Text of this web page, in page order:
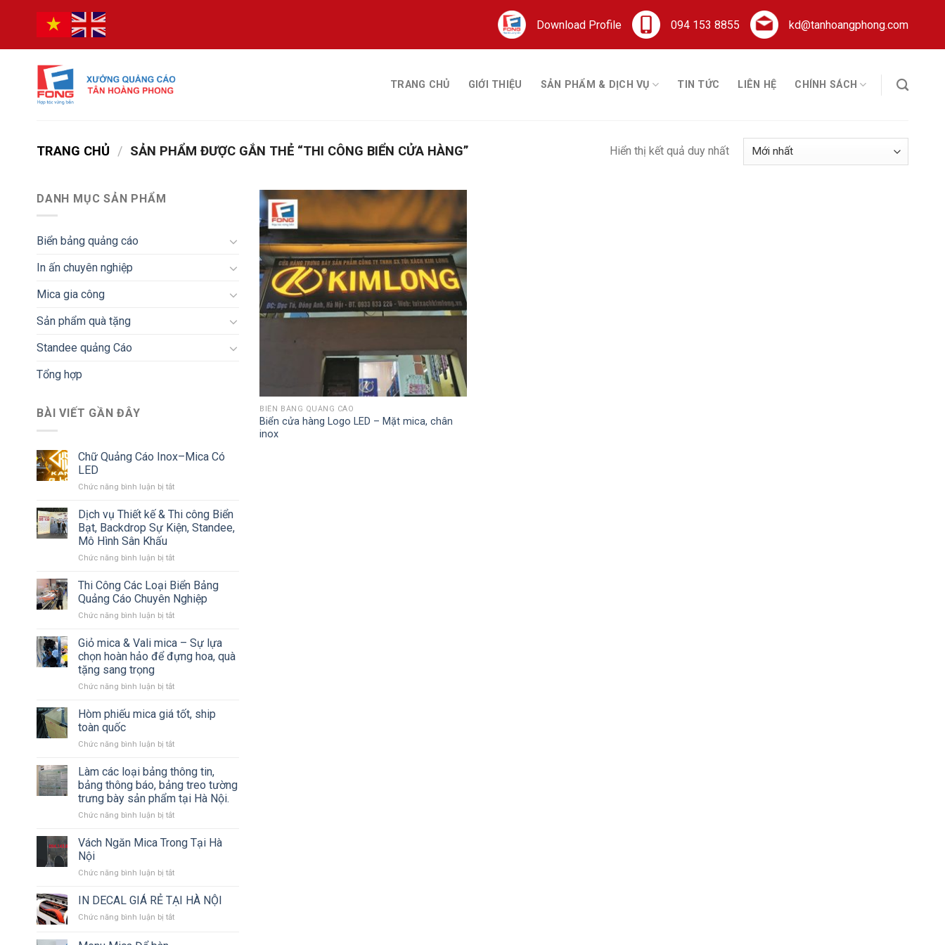
Download Profile 094 153 8855 kd@tanhoangphong.com
TRANG CHỦ GIỚI THIỆU SẢN PHẨM & DỊCH VỤ TIN TỨC LIÊN HỆ CHÍNH SÁCH
TRANG CHỦ / SẢN PHẨM ĐƯỢC GẮN THẺ “THI CÔNG BIỂN CỬA HÀNG” Hiển thị kết quả duy nhất
DANH MỤC SẢN PHẨM
Biển bảng quảng cáo
In ấn chuyên nghiệp
Mica gia công
Sản phẩm quà tặng
Standee quảng Cáo
Tổng hợp
BÀI VIẾT GẦN ĐÂY
Chữ Quảng Cáo Inox–Mica Có
LED
Chức năng bình luận bị tắtở
Quảng
Cáo
Inox–
Có
Dịch vụ Thiết kế & Thi công Biển
Bạt, Backdrop Sự Kiện, Standee,
Mô Hình Sân Khấu
Chức năng bình luận bị tắtở
vụ
Thiết
kế
&
công
Biển
Bạt,
Sự
Standee,
Sân
Thi Công Các Loại Biển Bảng
Quảng Cáo Chuyên Nghiệp
Chức năng bình luận bị tắtở
Công
Loại
Bảng
Cáo
Chuyên
Giỏ mica & Vali mica – Sự lựa
chọn hoàn hảo để đựng hoa, quà
tặng sang trọng
Chức năng bình luận bị tắtở
mica
mica
Sự
lựa
chọn
hoàn
hảo
đựng
tặng
trọng
Hòm phiếu mica giá tốt, ship
toàn quốc
Chức năng bình luận bị tắtở
phiếu
mica
giá
tốt,
ship
quốc
Làm các loại bảng thông tin,
bảng thông báo, bảng treo tường
trưng bày sản phẩm tại Hà Nội.
Chức năng bình luận bị tắtở
các
loại
thông
bảng
báo,
Vách Ngăn Mica Trong Tại Hà
Nội
Chức năng bình luận bị tắtở
Ngăn
Mica
Trong
IN DECAL GIÁ RẺ TẠI HÀ NỘI
Chức năng bình luận bị tắtở
BIỂN BẢNG QUẢNG CÁO
Biển cửa hàng Logo LED – Mặt mica, chân
inox